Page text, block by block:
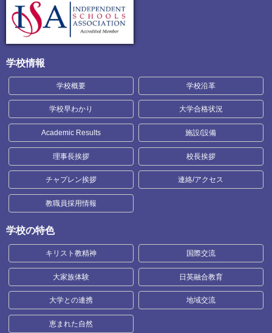
学校情報
学校概要 学校沿革
学校早わかり 大学合格状況
Academic Results 施設/設備
理事長挨拶 校長挨拶
チャプレン挨拶 連絡/アクセス
教職員採用情報
学校の特色
キリスト教精神 国際交流
大家族体験 日英融合教育
大学との連携 地域交流
恵まれた自然